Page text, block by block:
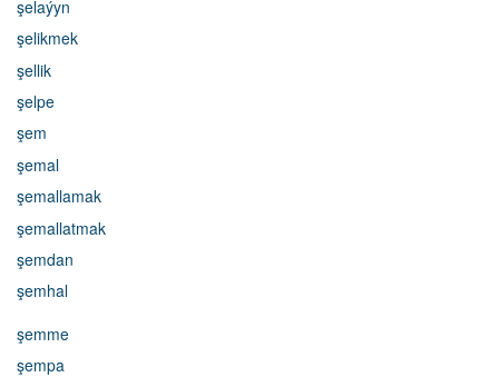
şelaýyn
şelikmek
şellik
şelpe
şem
şemal
şemallamak
şemallatmak
şemdan
şemhal
şemme
şempa